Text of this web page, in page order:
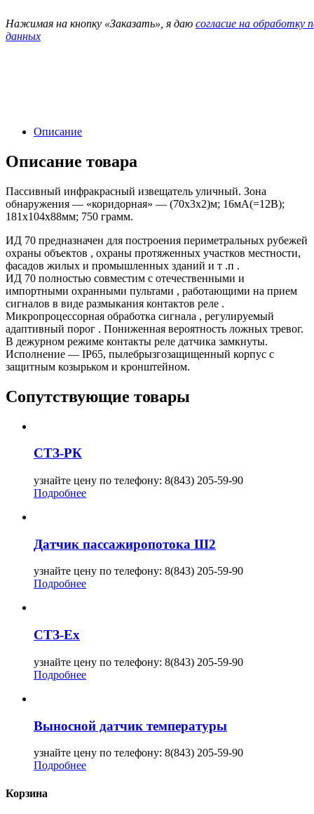
Нажимая на кнопку «Заказать», я даю согласие на обработку
данных
Описание
Описание товара
Пассивный инфракрасный извещатель уличный. Зона
обнаружения — «коридорная» — (70х3х2)м; 16мА(=12В);
181х104х88мм; 750 грамм.
ИД 70 предназначен для построения периметральных рубежей
охраны объектов , охраны протяженных участков местности,
фасадов жилых и промышленных зданий и т .п .
ИД 70 полностью совместим с отечественными и
импортными охранными пультами , работающими на прием
сигналов в виде размыкания контактов реле .
Микропроцессорная обработка сигнала , регулируемый
адаптивный порог . Пониженная вероятность ложных тревог.
В дежурном режиме контакты реле датчика замкнуты.
Исполнение — IP65, пылебрызгозащищенный корпус с
защитным козырьком и кронштейном.
Сопутствующие товары
СТЗ-РК
узнайте цену по телефону: 8(843) 205-59-90
Подробнее
Датчик пассажиропотока Ш2
узнайте цену по телефону: 8(843) 205-59-90
Подробнее
СТЗ-Ех
узнайте цену по телефону: 8(843) 205-59-90
Подробнее
Выносной датчик температуры
узнайте цену по телефону: 8(843) 205-59-90
Подробнее
Корзина